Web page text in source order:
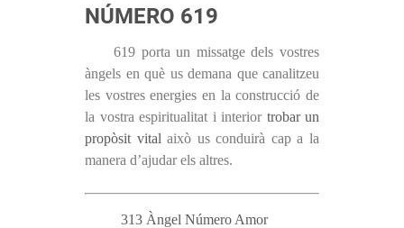
NÚMERO 619
619 porta un missatge dels vostres
àngels en què us demana que canalitzeu
les vostres energies en la construcció de
la vostra espiritualitat i interior trobar un
propòsit vital això us conduirà cap a la
manera d’ajudar els altres.
313 Àngel Número Amor